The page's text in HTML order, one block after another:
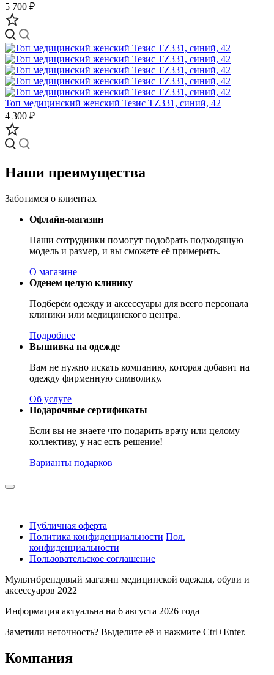
5 700 ₽
Топ медицинский женский Тезис TZ331, синий, 42
4 300 ₽
Наши преимущества
Заботимся о клиентах
Офлайн-магазин
Наши сотрудники помогут подобрать подходящую
модель и размер, и вы сможете её примерить.
О магазине
Оденем целую клинику
Подберём одежду и аксессуары для всего персонала
клиники или медицинского центра.
Подробнее
Вышивка на одежде
Вам не нужно искать компанию, которая добавит на
одежду фирменную символику.
Об услуге
Подарочные сертификаты
Если вы не знаете что подарить врачу или целому
коллективу, у нас есть решение!
Варианты подарков
Публичная оферта
Политика конфиденциальности Пол.
конфиденциальности
Пользовательское соглашение
Мультибрендовый магазин медицинской одежды, обуви и
аксессуаров 2022
Информация актуальна на 6 августа 2026 года
Заметили неточность? Выделите её и нажмите Ctrl+Enter.
Компания